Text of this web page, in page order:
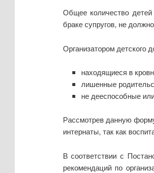
Общее количество
браке супругов, не
Организатором детского
находящиеся в
лишенные
не дееспособные
Рассмотрев данную
интернаты, так как
В соответствии с
рекомендаций по